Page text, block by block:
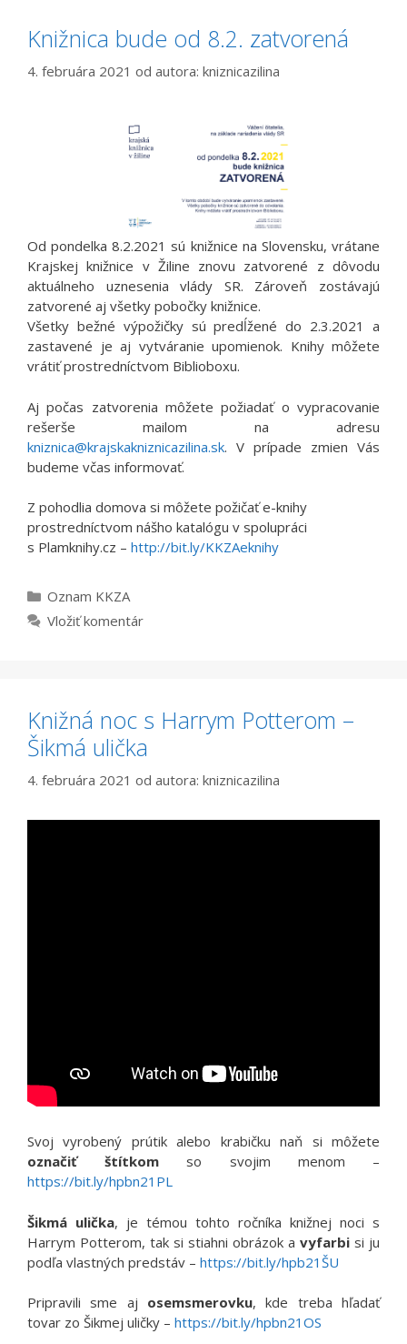
Knižnica bude od 8.2. zatvorená
4. februára 2021 od autora: kniznicazilina
Od pondelka 8.2.2021 sú knižnice na Slovensku, vrátane
Krajskej knižnice v Žiline znovu zatvorené z dôvodu
aktuálneho uznesenia vlády SR. Zároveň zostávajú
zatvorené aj všetky pobočky knižnice.
Všetky bežné výpožičky sú predĺžené do 2.3.2021 a
zastavené je aj vytváranie upomienok. Knihy môžete
vrátiť prostredníctvom Biblioboxu.
Aj počas zatvorenia môžete požiadať o vypracovanie
rešerše mailom na adresu
kniznica@krajskakniznicazilina.sk. V prípade zmien Vás
budeme včas informovať.
Z pohodlia domova si môžete požičať e-knihy
prostredníctvom nášho katalógu v spolupráci
s Plamknihy.cz – http://bit.ly/KKZAeknihy
Kategórie
Oznam KKZA
Vložiť komentár
Knižná noc s Harrym Potterom –
Šikmá ulička
4. februára 2021 od autora: kniznicazilina
Svoj vyrobený prútik alebo krabičku naň si môžete
označiť štítkom so svojim menom –
https://bit.ly/hpbn21PL
Šikmá ulička, je témou tohto ročníka knižnej noci s
Harrym Potterom, tak si stiahni obrázok a vyfarbi si ju
podľa vlastných predstáv – https://bit.ly/hpb21ŠU
Pripravili sme aj osemsmerovku, kde treba hľadať
tovar zo Šikmej uličky – https://bit.ly/hpbn21OS